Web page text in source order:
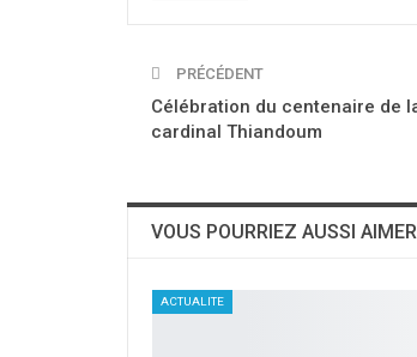
PRÉCÉDENT
Célébration du centenaire de
cardinal Thiandoum
VOUS POURRIEZ AUSSI AIMER
ACTUALITE